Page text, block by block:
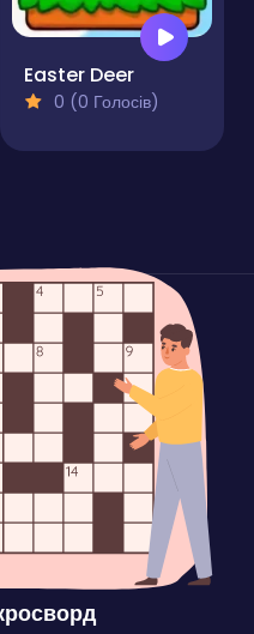
Easter Deer
0 (0 Голосів)